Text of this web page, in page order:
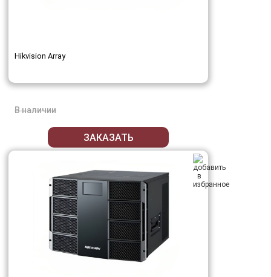
Hikvision Array
В наличии
ЗАКАЗАТЬ